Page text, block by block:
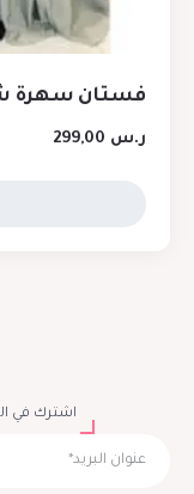
فستان سهرة
ر.س
اشترك في